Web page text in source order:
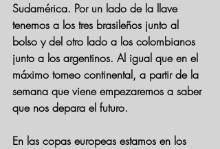
Sudamérica. Por un lado de la llave
tenemos a los tres brasileños junto al
bolso y del otro lado a los colombianos
junto a los argentinos. Al igual que en el
máximo torneo continental, a partir de la
semana que viene empezaremos a saber
que nos depara el futuro.
En las copas europeas estamos en los